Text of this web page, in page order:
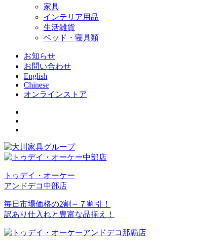
家具
インテリア用品
生活雑貨
ベッド・寝具類
お知らせ
お問い合わせ
English
Chinese
オンラインストア
トゥデイ・オーケー
アンドデコ中部店
毎日市場価格の2割～７割引！
訳あり仕入れと豊富な品揃え！